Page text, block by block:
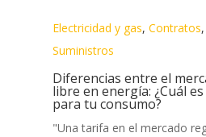
Electricidad y gas, Contratos,
Suministros
Diferencias entre el
libre en energía: ¿Cuál
para tu consumo?
"Una tarifa en el mercado